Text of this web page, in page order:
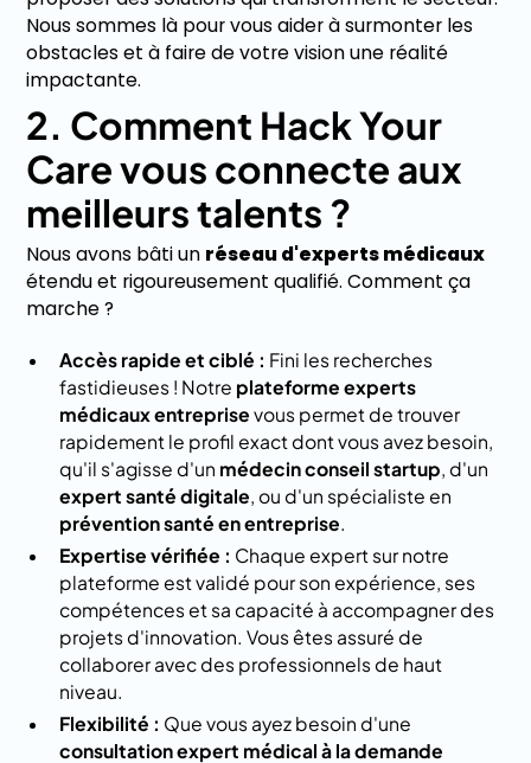
Nous sommes là pour vous aider à surmonter les
obstacles et à faire de votre vision une réalité
impactante.
2. Comment Hack Your
Care vous connecte aux
meilleurs talents ?
Nous avons bâti un réseau d'experts médicaux
étendu et rigoureusement qualifié. Comment ça
marche ?
Accès rapide et ciblé : Fini les recherches
fastidieuses ! Notre plateforme experts
médicaux entreprise vous permet de trouver
rapidement le profil exact dont vous avez besoin,
qu'il s'agisse d'un médecin conseil startup , d'un
expert santé digitale , ou d'un spécialiste en
prévention santé en entreprise
Expertise vérifiée : Chaque expert sur notre
plateforme est validé pour son expérience, ses
compétences et sa capacité à accompagner des
projets d'innovation. Vous êtes assuré de
collaborer avec des professionnels de haut
niveau.
Flexibilité : Que vous ayez besoin d'une
consultation expert médical à la demande